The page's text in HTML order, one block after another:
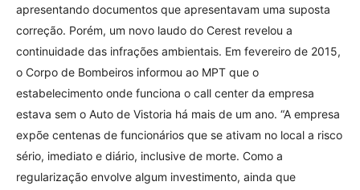
apresentando documentos que apresentavam uma suposta
correção. Porém, um novo laudo do Cerest revelou a
continuidade das infrações ambientais. Em fevereiro de 2015,
o Corpo de Bombeiros informou ao MPT que o
estabelecimento onde funciona o call center da empresa
estava sem o Auto de Vistoria há mais de um ano. “A empresa
expõe centenas de funcionários que se ativam no local a risco
sério, imediato e diário, inclusive de morte. Como a
regularização envolve algum investimento, ainda que